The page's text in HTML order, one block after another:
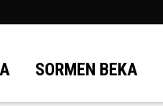
SORMEN BEKA